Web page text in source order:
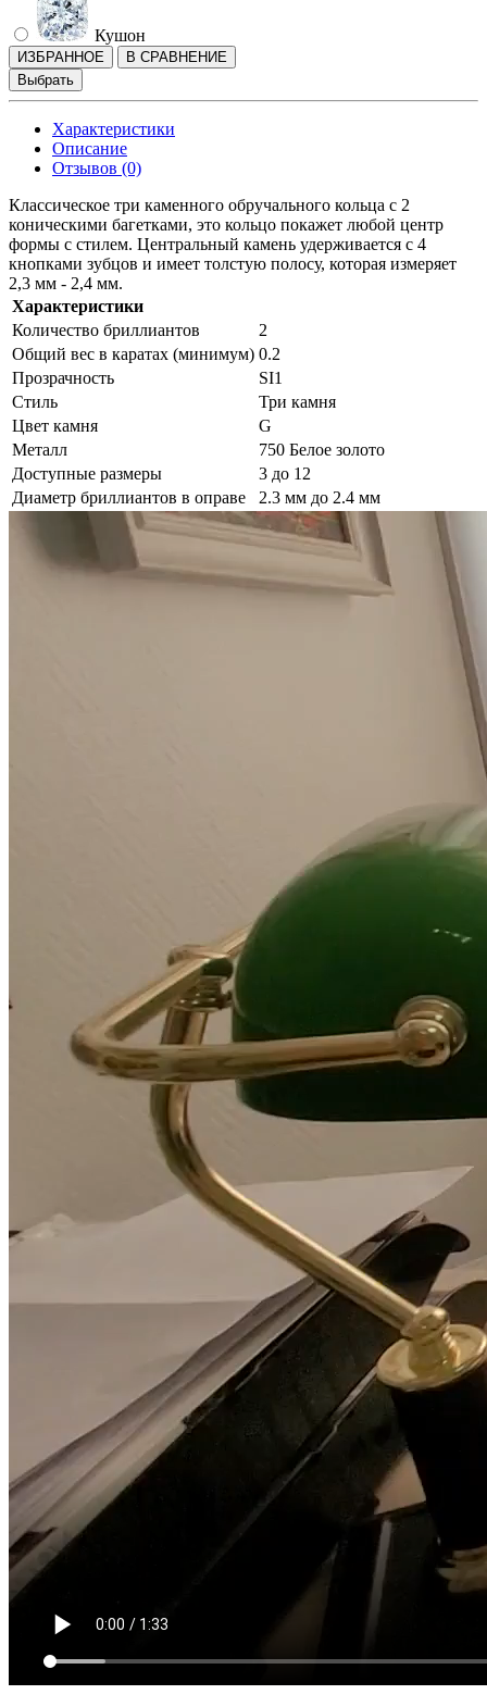
Кушон
ИЗБРАННОЕ
В СРАВНЕНИЕ
Выбрать
Характеристики
Описание
Отзывов (0)
Классическое три каменного обручального кольца с 2
коническими багетками, это кольцо покажет любой центр
формы с стилем. Центральный камень удерживается с 4
кнопками зубцов и имеет толстую полосу, которая измеряет
2,3 мм - 2,4 мм.
Характеристики
Количество бриллиантов
2
Общий вес в каратах (минимум) 0.2
Прозрачность
SI1
Стиль
Три камня
Цвет камня
G
Металл
750 Белое золото
Доступные размеры
3 до 12
Диаметр бриллиантов в оправе
2.3 мм до 2.4 мм